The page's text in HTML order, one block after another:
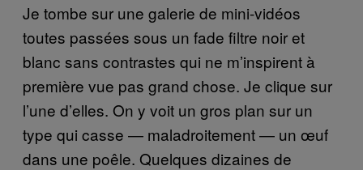
Je tombe sur une galerie de mini-vidéos
toutes passées sous un fade filtre noir et
blanc sans contrastes qui ne m’inspirent à
première vue pas grand chose. Je clique sur
l’une d’elles. On y voit un gros plan sur un
type qui casse — maladroitement — un œuf
dans une poêle. Quelques dizaines de